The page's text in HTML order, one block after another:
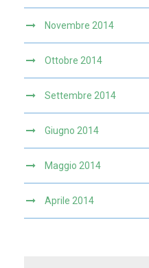
Novembre 2014
Ottobre 2014
Settembre 2014
Giugno 2014
Maggio 2014
Aprile 2014